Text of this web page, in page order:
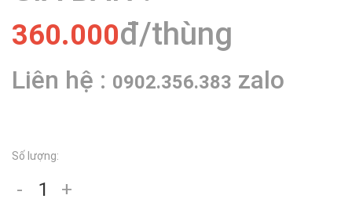
360.000đ/thùng
Liên hệ : 0902.356.383 zalo
Số lượng:
- +